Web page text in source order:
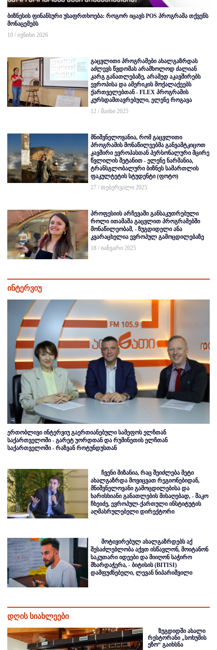
ბიზნესის ფინანსური უსაფრთხოება: როგორ იცავს POS პროგრამა თქვენს
მონაცემებს
10 / ივნისი 2026
გაცვლითი პროგრამები ახალგაზრდას
აძლევს წვდომას არამხოლოდ ძალიან
კარგ განათლებაზე, არამედ აკავშირებს
ევროპისა და ამერიკის მოქალაქეებს
ქართველებთან - FLEX პროგრამის
კურსდამთავრებული, ელენე როგავა
12 / მაისი 2025
მნიშვნელოვანია, რომ გაცვლითი
პროგრამის მონაწილეებმა განვამტკიცოთ
კავშირი ევროპასთან პერსონალური მცირე
წვლილის შეტანით - ელენე ნარმანია,
ტრანსგლობალური ბიზნეს სამართლის
ფაკულტეტის სტუდენტი (ფოტო)
27 / თებერვალი 2025
პროფესიის არჩევაში განსაკუთრებული
როლი ითამაშა გაცვლით პროგრამებში
მონაწილეობამ, - ზუგდიდელი ანა
კვარაცხელია ევროპულ გამოცდილებაზე
18 / იანვარი 2025
ინტერვიუ
ერთობლივი ინტერვიუ გაერთიანებული სამეფოს ელჩთან
საქართველოში - გარეტ უორდთან და რუმინეთის ელჩთან
საქართველოში - რაზვან როტუნდუსთან
ჩვენი მიზანია, რაც შეიძლება მეტი
ახალგაზრდა მოვიცვათ რეგიონებიდან,
მნიშვნელოვანი გამოცდილებისა და
ხარისხიანი განათლების მისაღებად, - შაკო
ჩხეიძე, ევროპულ-ქართული ინსტიტუტის
აღმასრულებელი დირექტორი
მოტივირებულ ახალგაზრდებს აქ
შესაძლებლობა აქვთ ისწავლონ, მოიტანონ
საკუთარი იდეები და მიიღონ საჭირო
მხარდაჭერა, - ბიტისის (BITISI)
დამფუძნებელი, ლევან ნიპარიშვილი
დღის სიახლეები
ზუგდიდში ახალი
რესტორანი „სოხუმის
ეზო“ გაიხსნა